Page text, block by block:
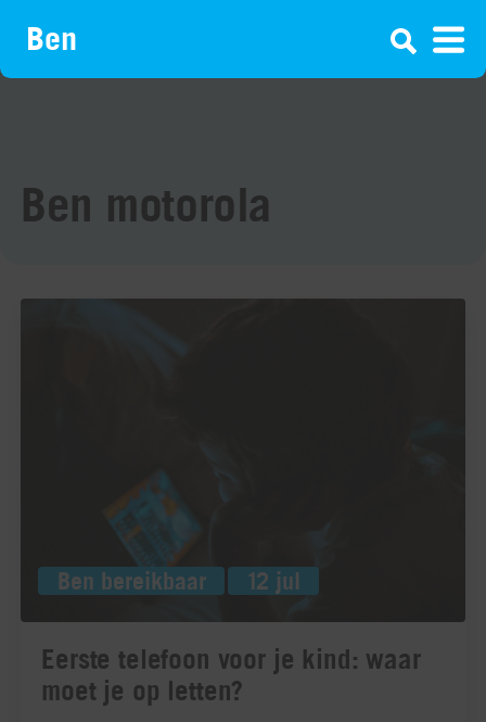
¡
Ben motorola
Ben bereikbaar 12 jul
Eerste telefoon voor je kind: waar
moet je op letten?